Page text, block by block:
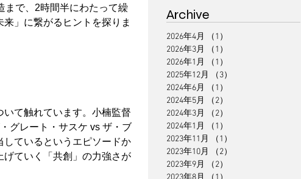
Archive
2026年4月 （1）
2026年3月
（1）
2026年1月
（1）
2025年12月
（3）
2024年6月
（1）
2024年5月
（2）
2024年3月
（2）
2024年1月
（1）
2023年11月
（1）
2023年10月
（2）
2023年9月
（2）
まで、2時間半にわたって繰
」に繋がるヒントを探りま
て触れています。小楠監督
グレート・サスケ vs ザ・ブ
しているというエピソードか
げていく「共創」の力強さが